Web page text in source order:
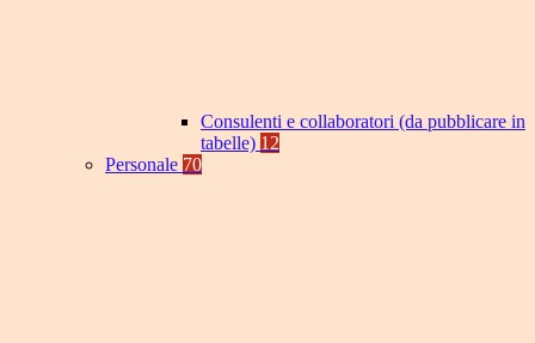
Consulenti e collaboratori (da pubblicare in
tabelle) 12
Personale 70